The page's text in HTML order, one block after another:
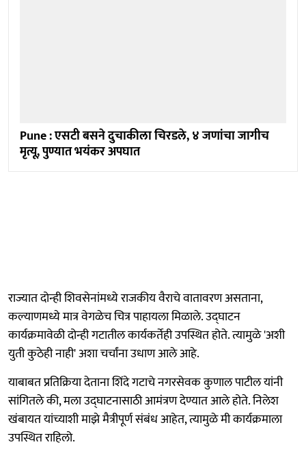
Pune : एसटी बसने दुचाकीला चिरडले, ४ जणांचा जागीच
मृत्यू, पुण्यात भयंकर अपघात
राज्यात दोन्ही शिवसेनांमध्ये राजकीय वैराचे वातावरण असताना,
कल्याणमध्ये मात्र वेगळेच चित्र पाहायला मिळाले. उद्घाटन
कार्यक्रमावेळी दोन्ही गटातील कार्यकर्तेही उपस्थित होते. त्यामुळे 'अशी
युती कुठेही नाही' अशा चर्चांना उधाण आले आहे.
याबाबत प्रतिक्रिया देताना शिंदे गटाचे नगरसेवक कुणाल पाटील यांनी
सांगितले की, मला उद्घाटनासाठी आमंत्रण देण्यात आले होते. निलेश
खंबायत यांच्याशी माझे मैत्रीपूर्ण संबंध आहेत, त्यामुळे मी कार्यक्रमाला
उपस्थित राहिलो.